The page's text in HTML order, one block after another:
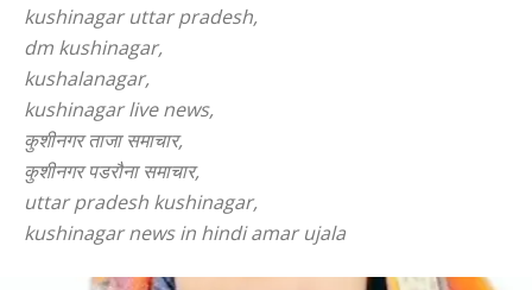
kushinagar uttar pradesh,
dm kushinagar,
kushalanagar,
kushinagar live news,
कुशीनगर ताजा समाचार,
कुशीनगर पडरौना समाचार,
uttar pradesh kushinagar,
kushinagar news in hindi amar ujala